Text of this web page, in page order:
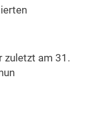
zuletzt am 31.